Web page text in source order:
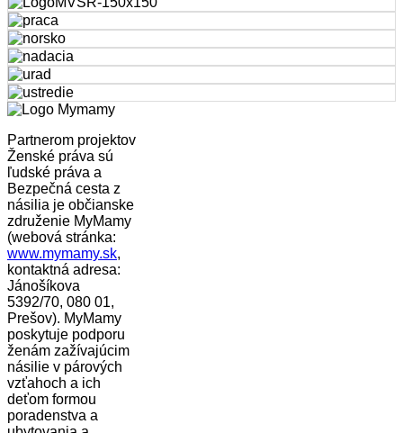
Partnerom projektov
Ženské práva sú
ľudské práva a
Bezpečná cesta z
násilia je občianske
združenie MyMamy
(webová stránka:
www.mymamy.sk,
kontaktná adresa:
Jánošíkova
5392/70, 080 01,
Prešov). MyMamy
poskytuje podporu
ženám zažívajúcim
násilie v párových
vzťahoch a ich
deťom formou
poradenstva a